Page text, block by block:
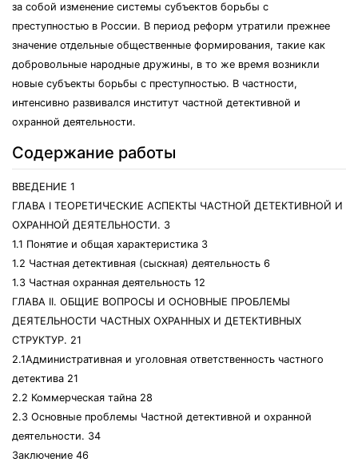
за собой изменение системы субъектов борьбы с
преступностью в России. В период реформ утратили прежнее
значение отдельные общественные формирования, такие как
добровольные народные дружины, в то же время возникли
новые субъекты борьбы с преступностью. В частности,
интенсивно развивался институт частной детективной и
охранной деятельности.
Содержание работы
ВВЕДЕНИЕ 1
ГЛАВА I ТЕОРЕТИЧЕСКИЕ АСПЕКТЫ ЧАСТНОЙ ДЕТЕКТИВНОЙ И
ОХРАННОЙ ДЕЯТЕЛЬНОСТИ. 3
1.1 Понятие и общая характеристика 3
1.2 Частная детективная (сыскная) деятельность 6
1.3 Частная охранная деятельность 12
ГЛАВА II. ОБЩИЕ ВОПРОСЫ И ОСНОВНЫЕ ПРОБЛЕМЫ
ДЕЯТЕЛЬНОСТИ ЧАСТНЫХ ОХРАННЫХ И ДЕТЕКТИВНЫХ
СТРУКТУР. 21
2.1Административная и уголовная ответственность частного
детектива 21
2.2 Коммерческая тайна 28
2.3 Основные проблемы Частной детективной и охранной
деятельности. 34
Заключение 46